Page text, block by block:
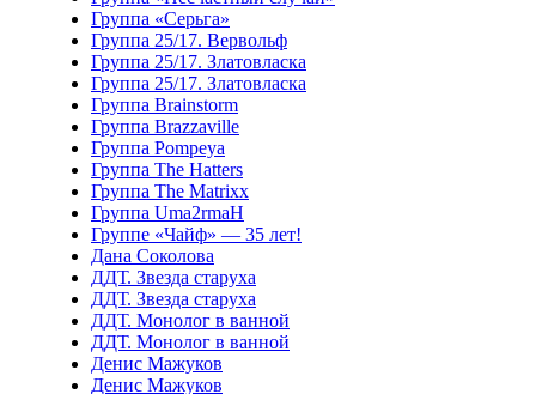
Группа «Серьга»
Группа 25/17. Вервольф
Группа 25/17. Златовласка
Группа 25/17. Златовласка
Группа Brainstorm
Группа Brazzaville
Группа Pompeya
Группа The Hatters
Группа The Matrixx
Группа Uma2rmaH
Группе «Чайф» — 35 лет!
Дана Соколова
ДДТ. Звезда старуха
ДДТ. Звезда старуха
ДДТ. Монолог в ванной
ДДТ. Монолог в ванной
Денис Мажуков
Денис Мажуков